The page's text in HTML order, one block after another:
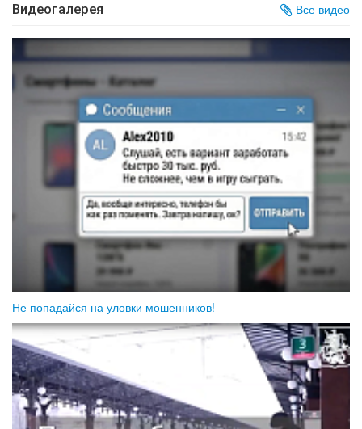
Видеогалерея Все видео
Не попадайся на уловки мошенников!